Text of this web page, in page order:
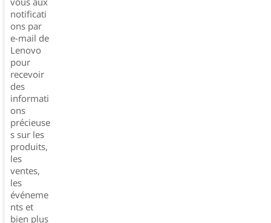
notificati
ons par
e-mail de
Lenovo
pour
recevoir
des
informati
ons
précieuse
s sur les
produits,
les
ventes,
les
événeme
nts et
bien plus